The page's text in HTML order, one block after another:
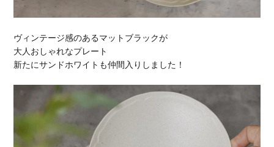
ヴィンテージ感のあるマットブラックが
大人おしゃれなプレート
新たにサンドホワイトも仲間入りしました！